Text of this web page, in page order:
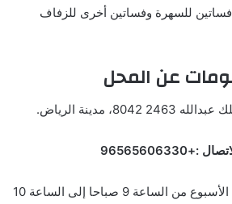
للسهرة وفساتين أخرى للزفاف
عن المحل
8042، مدينة الرياض.
:+96565606330
: جميع أيام الأسبوع من الساعة 9 صباحا إلى الساعة 10